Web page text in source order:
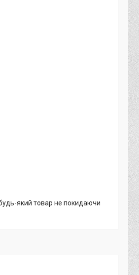
який товар не покидаючи